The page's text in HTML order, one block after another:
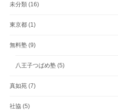
未分類 (16)
東京都 (1)
無料塾 (9)
八王子つばめ塾 (5)
真如苑 (7)
社協 (5)